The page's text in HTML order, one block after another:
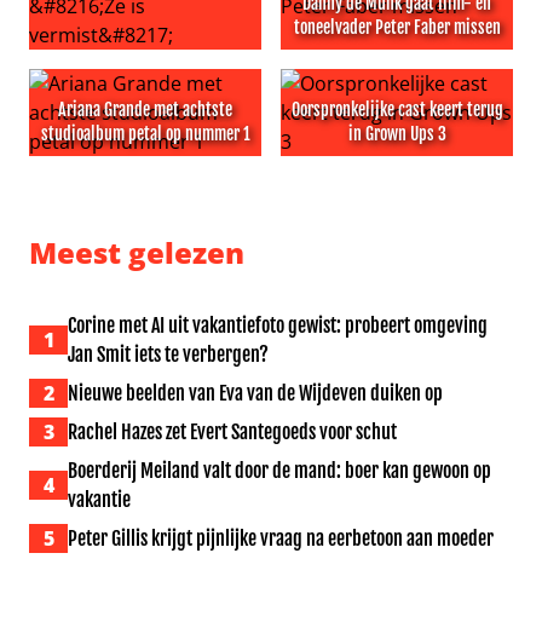
Grote zorgen om Marianne Weber: ‘Ze is vermist’
toneelvader Peter Faber missen
Danny de Munk gaat film-
Ariana Grande met achtste
studioalbum petal op nummer 1
Oorspronkelijke cast keert terug
in Grown Ups 3
Meest gelezen
1
Corine met AI uit vakantiefoto gewist: probeert omgeving
Jan Smit iets te verbergen?
2 Nieuwe beelden van Eva van de Wijdeven duiken op
3 Rachel Hazes zet Evert Santegoeds voor schut
4
Boerderij Meiland valt door de mand: boer kan gewoon op
vakantie
5 Peter Gillis krijgt pijnlijke vraag na eerbetoon aan moeder